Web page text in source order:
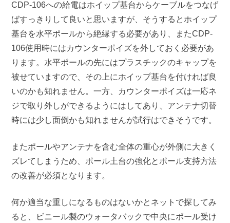
CDP-106への給電はホイップ基台からケーブルをつなげ
ばすっきりして良いと思いますが、そうするとホイップ
基台を水平ポールから絶縁する必要があり、またCDP-
106使用時にはカウンターポイズを外しておく必要があ
ります。水平ポールの先にはプラスチックのキャップを
被せていますので、その上にホイップ基台を付ければ良
いのかも知れません。一方、カウンターポイズは一応ネ
ジで取り外しができるようにはしてあり、アンテナ切替
時には少し面倒かも知れませんが試行はできそうです。
またポールやアンテナを含む全体の重心が外側に大きく
ズレてしまうため、ポール土台の強化とポール支持方法
の改善が必須となります。
何か適当な重しになるものはないかとネットで探してみ
ると、ビニール製のウォータバックで中央にポール受け